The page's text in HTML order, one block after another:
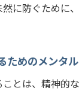
に防ぐために
ためのメンタ
とは、精神的